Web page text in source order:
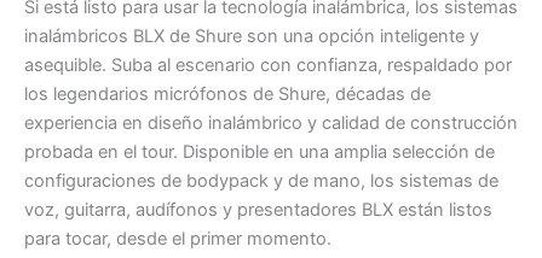
Si está listo para usar la tecnología inalámbrica, los sistemas
inalámbricos BLX de Shure son una opción inteligente y
asequible. Suba al escenario con confianza, respaldado por
los legendarios micrófonos de Shure, décadas de
experiencia en diseño inalámbrico y calidad de construcción
probada en el tour. Disponible en una amplia selección de
configuraciones de bodypack y de mano, los sistemas de
voz, guitarra, audífonos y presentadores BLX están listos
para tocar, desde el primer momento.